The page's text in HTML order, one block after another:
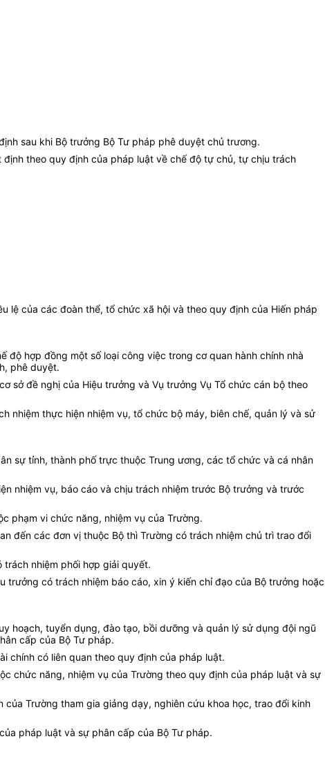
sau khi Bộ trưởng Bộ Tư pháp phê duyệt chủ trương.
theo quy định của pháp luật về chế độ tự chủ, tự chịu trách
của các đoàn thể, tổ chức xã hội và theo quy định của Hiến pháp
độ hợp đồng một số loại công việc trong cơ quan hành chính nhà
phê duyệt.
sở đề nghị của Hiệu trưởng và Vụ trưởng Vụ Tổ chức cán bộ theo
nhiệm thực hiện nhiệm vụ, tổ chức bộ máy, biên chế, quản lý và sử
sự tỉnh, thành phố trực thuộc Trung ương, các tổ chức và cá nhân
nhiệm vụ, báo cáo và chịu trách nhiệm trước Bộ trưởng và trước
phạm vi chức năng, nhiệm vụ của Trường.
đến các đơn vị thuộc Bộ thì Trường có trách nhiệm chủ trì trao đổi
nhiệm phối hợp giải quyết.
có trách nhiệm báo cáo, xin ý kiến chỉ đạo của Bộ trưởng hoặc
hoạch, tuyển dụng, đào tạo, bồi dưỡng và quản lý sử dụng đội ngũ
cấp của Bộ Tư pháp.
chính có liên quan theo quy định của pháp luật.
chức năng, nhiệm vụ của Trường theo quy định của pháp luật và sự
Trường tham gia giảng dạy, nghiên cứu khoa học, trao đổi kinh
pháp luật và sự phân cấp của Bộ Tư pháp.